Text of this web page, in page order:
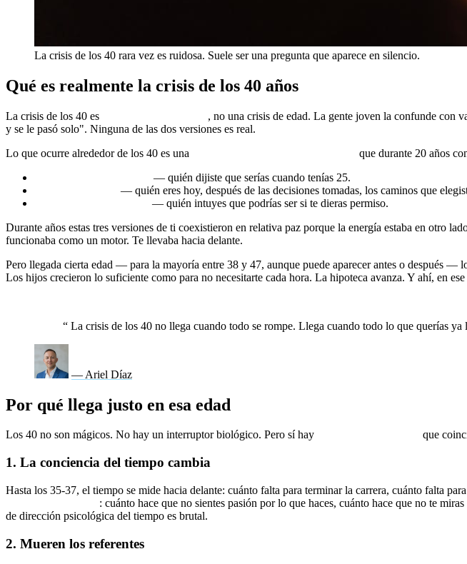
La crisis de los 40 rara vez es ruidosa. Suele ser una pregunta que aparece en silencio.
Qué es realmente la crisis de los 40 años
La crisis de los 40 es
, no una crisis de edad. La gente joven la confunde
y se le pasó solo". Ninguna de las dos versiones es real.
Lo que ocurre alrededor de los 40 es una
que durante 20 años
— quién dijiste que serías cuando tenías 25.
— quién eres hoy, después de las decisiones tomadas, los caminos que
— quién intuyes que podrías ser si te dieras permiso.
Durante años estas tres versiones de ti coexistieron en relativa paz porque la energía estaba en otro
funcionaba como un motor. Te llevaba hacia delante.
Pero llegada cierta edad — para la mayoría entre 38 y 47, aunque puede aparecer antes o después —
Los hijos crecieron lo suficiente como para no necesitarte cada hora. La hipoteca avanza. Y ahí, en
“ La crisis de los 40 no llega cuando todo se rompe. Llega cuando todo lo que querías
— Ariel Díaz
Por qué llega justo en esa edad
Los 40 no son mágicos. No hay un interruptor biológico. Pero sí hay que
1. La conciencia del tiempo cambia
Hasta los 35-37, el tiempo se mide hacia delante: cuánto falta para terminar la carrera, cuánto falta
: cuánto hace que no sientes pasión por lo que haces, cuánto hace que no te
de dirección psicológica del tiempo es brutal.
2. Mueren los referentes